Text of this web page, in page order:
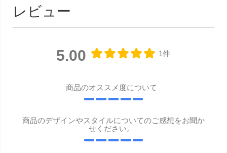
レビュー
5.00 1件
商品のオススメ度について
商品のデザインやスタイルについてのご感想をお聞か
せください。